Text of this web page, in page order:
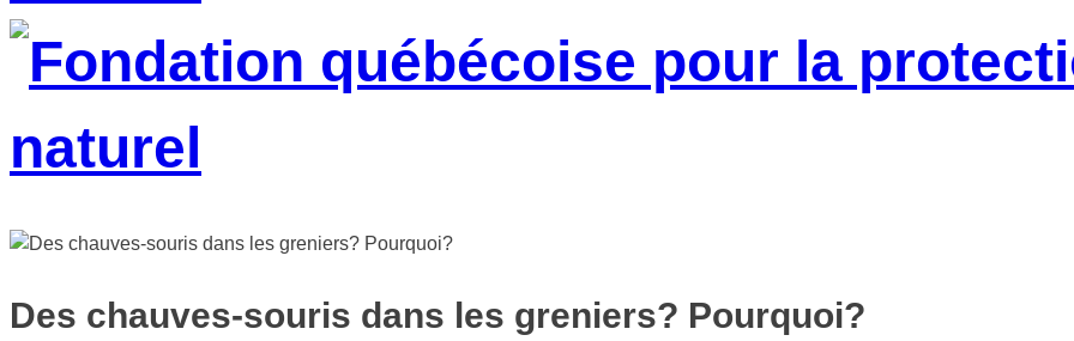
Des chauves-souris dans les greniers? Pourquoi?